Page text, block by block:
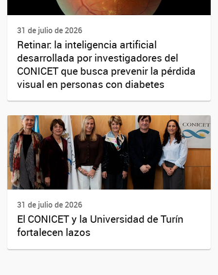
31 de julio de 2026
Retinar: la inteligencia artificial
desarrollada por investigadores del
CONICET que busca prevenir la pérdida
visual en personas con diabetes
31 de julio de 2026
El CONICET y la Universidad de Turín
fortalecen lazos